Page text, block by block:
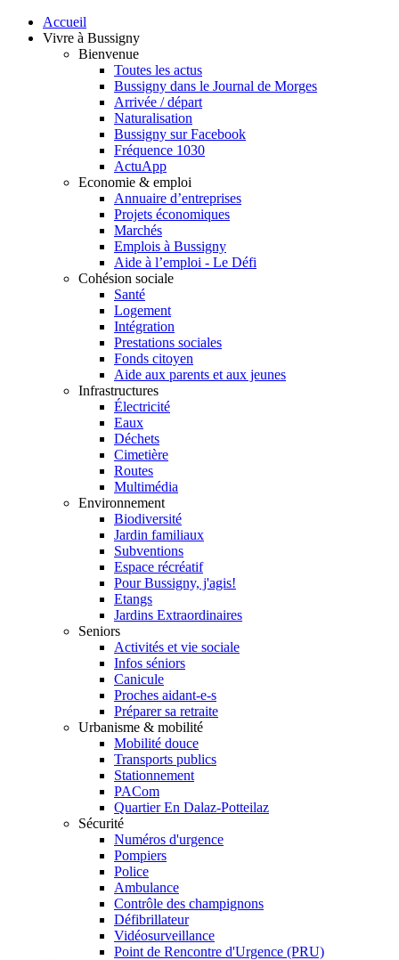
Accueil
Vivre à Bussigny
Bienvenue
Toutes les actus
Bussigny dans le Journal de Morges
Arrivée / départ
Naturalisation
Bussigny sur Facebook
Fréquence 1030
ActuApp
Economie & emploi
Annuaire d’entreprises
Projets économiques
Marchés
Emplois à Bussigny
Aide à l’emploi - Le Défi
Cohésion sociale
Santé
Logement
Intégration
Prestations sociales
Fonds citoyen
Aide aux parents et aux jeunes
Infrastructures
Électricité
Eaux
Déchets
Cimetière
Routes
Multimédia
Environnement
Biodiversité
Jardin familiaux
Subventions
Espace récréatif
Pour Bussigny, j'agis!
Etangs
Jardins Extraordinaires
Seniors
Activités et vie sociale
Infos séniors
Canicule
Proches aidant-e-s
Préparer sa retraite
Urbanisme & mobilité
Mobilité douce
Transports publics
Stationnement
PACom
Quartier En Dalaz-Potteilaz
Sécurité
Numéros d'urgence
Pompiers
Police
Ambulance
Contrôle des champignons
Défibrillateur
Vidéosurveillance
Point de Rencontre d'Urgence (PRU)